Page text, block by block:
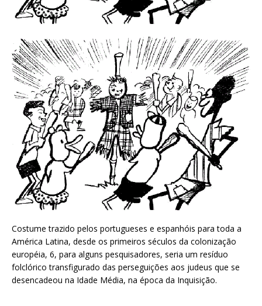
Costume trazido pelos portugueses e espanhóis para toda a
América Latina, desde os primeiros séculos da colonização
européia, 6, para alguns pesquisadores, seria um resíduo
folclórico transfigurado das perseguições aos judeus que se
desencadeou na Idade Média, na época da Inquisição.